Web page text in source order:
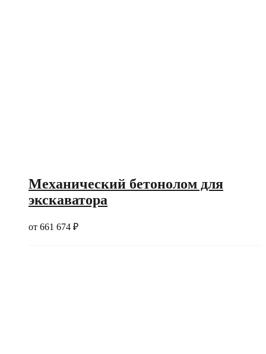
Механический бетонолом для
экскаватора
от 661 674 ₽